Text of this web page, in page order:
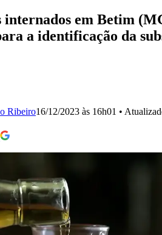
internados em Betim
a identificação da
Ribeiro16/12/2023 às 16h01 •